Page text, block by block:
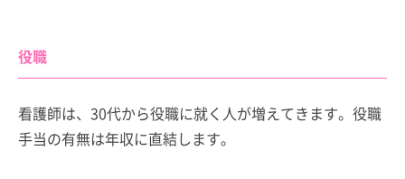
役職
看護師は、30代から役職に就く人が増えてきます。役職
手当の有無は年収に直結します。